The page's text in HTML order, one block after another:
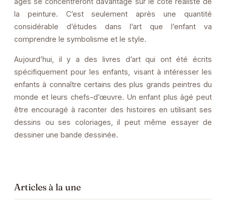
la peinture. C’est seulement après une quantité
considérable d’études dans l’art que l’enfant va
comprendre le symbolisme et le style.
Aujourd’hui, il y a des livres d’art qui ont été écrits
spécifiquement pour les enfants, visant à intéresser les
enfants à connaître certains des plus grands peintres du
monde et leurs chefs-d’œuvre. Un enfant plus âgé peut
être encouragé à raconter des histoires en utilisant ses
dessins ou ses coloriages, il peut même essayer de
dessiner une bande dessinée.
Articles à la une